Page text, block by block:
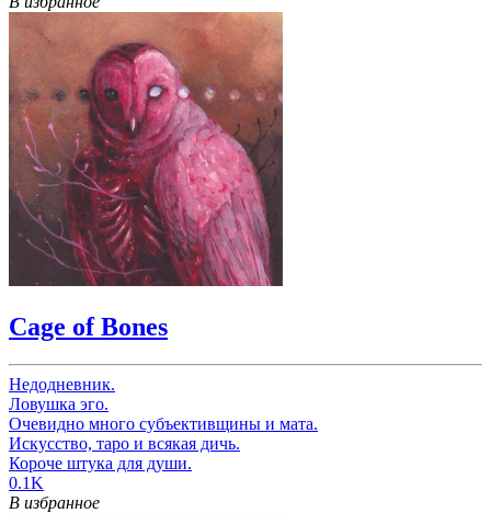
Cage of Bones
Недодневник.
Ловушка эго.
Очевидно много субъективщины и мата.
Искусство, таро и всякая дичь.
Короче штука для души.
0.1K
В избранное